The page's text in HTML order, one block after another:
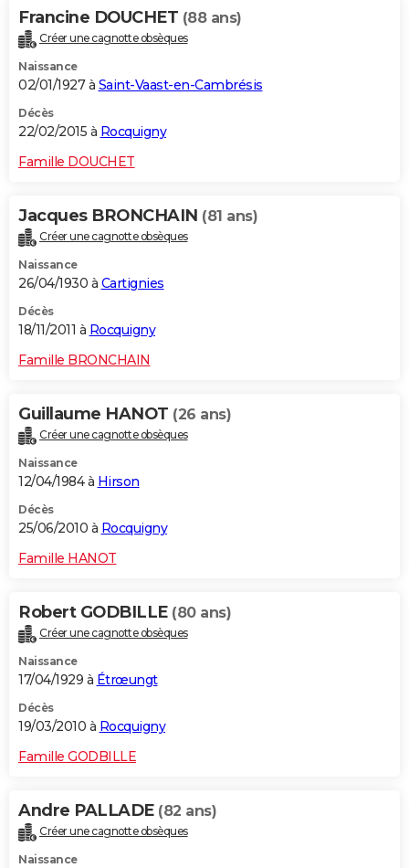
Francine DOUCHET (88 ans)
Créer une cagnotte obsèques
Naissance
02/01/1927 à Saint-Vaast-en-Cambrésis
Décès
22/02/2015 à Rocquigny
Famille DOUCHET
Jacques BRONCHAIN (81 ans)
Créer une cagnotte obsèques
Naissance
26/04/1930 à Cartignies
Décès
18/11/2011 à Rocquigny
Famille BRONCHAIN
Guillaume HANOT (26 ans)
Créer une cagnotte obsèques
Naissance
12/04/1984 à Hirson
Décès
25/06/2010 à Rocquigny
Famille HANOT
Robert GODBILLE (80 ans)
Créer une cagnotte obsèques
Naissance
17/04/1929 à Étrœungt
Décès
19/03/2010 à Rocquigny
Famille GODBILLE
Andre PALLADE (82 ans)
Créer une cagnotte obsèques
Naissance